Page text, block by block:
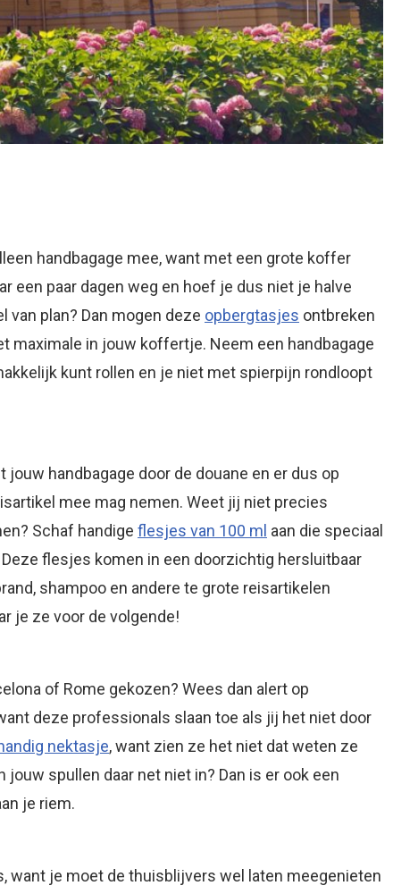
handbagage mee, want met een grote koffer
een paar dagen weg en hoef je dus niet je halve
van plan? Dan mogen deze opbergtasjes ontbreken
maximale in jouw koffertje. Neem een handbagage
kunt rollen en je niet met spierpijn rondloopt
handbagage door de douane en er dus op
mee mag nemen. Weet jij niet precies
Schaf handige flesjes van 100 ml aan die speciaal
flesjes komen in een doorzichtig hersluitbaar
shampoo en andere te grote reisartikelen
je ze voor de volgende!
of Rome gekozen? Wees dan alert op
deze professionals slaan toe als jij het niet door
nektasje, want zien ze het niet dat weten ze
spullen daar net niet in? Dan is er ook een
je riem.
want je moet de thuisblijvers wel laten meegenieten